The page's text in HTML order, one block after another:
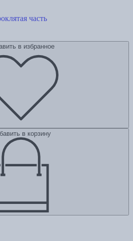
часть
в избранное
в корзину